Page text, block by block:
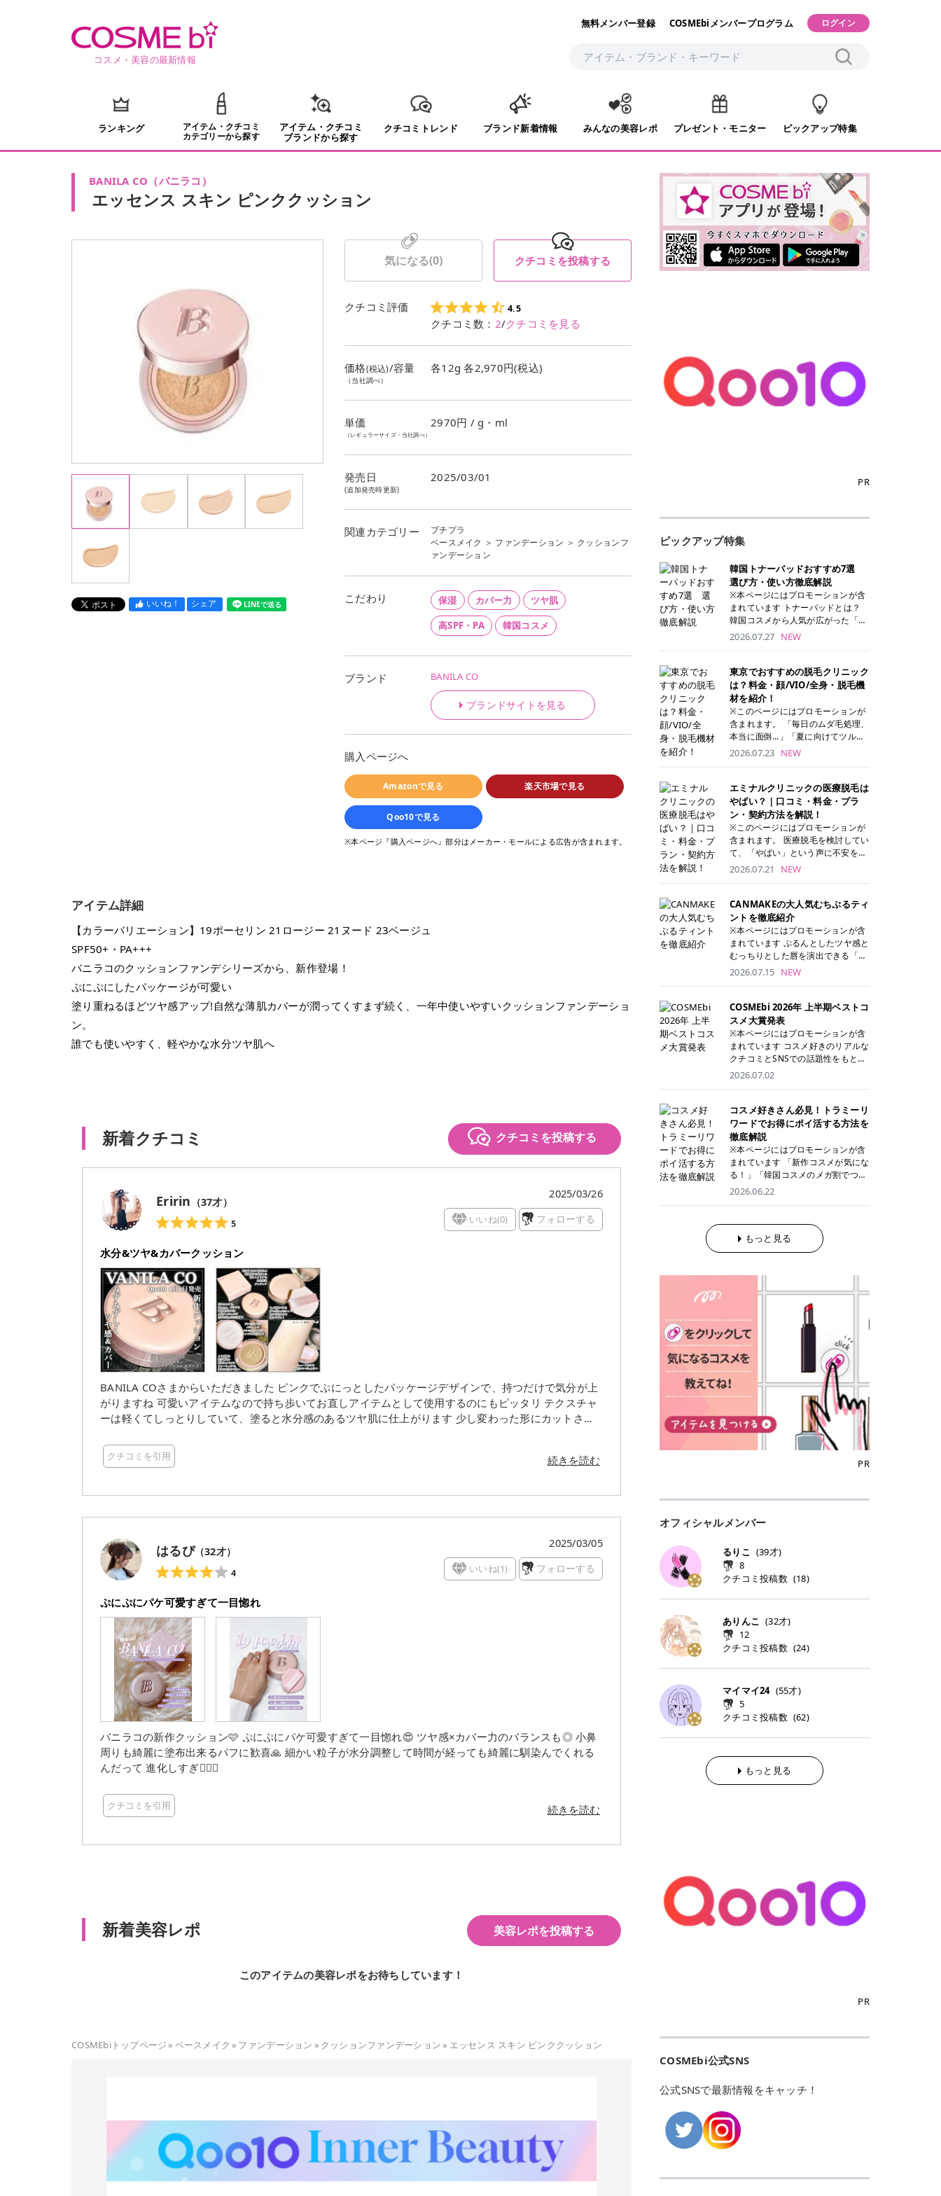
コスメ・美容の最新情報
無料メンバー登録 COSMEbiメンバープログラム ログイン
ランキング
アイテム・クチコミ
カテゴリーから探す
アイテム・クチコミ
ブランドから探す
クチコミトレンド ブランド新着情報 みんなの美容レポ プレゼント・モニター ピックアップ特集
BANILA CO （バニラコ ）
エッセンス スキン ピンククッション
いいね！ シェア LINEで送る
気になる(0) クチコミを投稿する
クチコミ評価 4.5
クチコミ数： 2/クチコミを見る
価格(税込)/容量
（当社調べ）
各12g 各2,970円(税込)
単価
（レギュラーサイズ・当社調べ）
2970円 / g・ml
発売日
(追加発売時更新)
2025/03/01
関連カテゴリー
プチプラ
ベースメイク ＞ ファンデーション ＞ クッションフ
ァンデーション
こだわり 保湿 カバー力 ツヤ肌
高SPF・PA 韓国コスメ
ブランド BANILA CO
ブランドサイトを見る
購入ページへ
Amazonで見る 楽天市場で見る
Qoo10で見る
※本ページ『購入ページへ』部分はメーカー・モールによる広告が含まれます。
アイテム詳細
【カラーバリエーション】19ポーセリン 21ロージー 21ヌード 23ベージュ
SPF50+・PA+++
バニラコのクッションファンデシリーズから、新作登場！
ぷにぷにしたパッケージが可愛い
塗り重ねるほどツヤ感アップ!自然な薄肌カバーが潤ってくすまず続く、一年中使いやすいクッションファンデーショ
ン。
誰でも使いやすく、軽やかな水分ツヤ肌へ
新着クチコミ クチコミを投稿する
Eririn （37才）
5
2025/03/26
いいね(0) フォローする
水分&ツヤ&カバークッション
BANILA COさまからいただきました ピンクでぷにっとしたパッケージデザインで、持つだけで気分が上
がりますね 可愛いアイテムなので持ち歩いてお直しアイテムとして使用するのにもピッタリ テクスチャ
ーは軽くてしっとりしていて、塗ると水分感のあるツヤ肌に仕上がります 少し変わった形にカットされ
肌はかなり明るめのピンク寄りなので、21ヌードの色味は少し黄みが強く感じました 自然に馴染むとい
うより、肌トーンとちょっとずれてしまう印象で、カバー力はあるものの、私の明るいピンク系の肌には
乾燥せずに夕方まで崩れにくいのは好印象なので、イエベ偽装メイクをする時のフェイスライン用として
のが嬉しいですね バニラコのクッションはクオリティが高いですが、21ヌードは私の肌トーンに合わな
かったので、次はもっと明るいピンク寄りの色を購入したいなと思いました
クチコミを引用 続きを読む
はるぴ（32才）
4
2025/03/05
いいね(1) フォローする
ぷにぷにパケ可愛すぎて一目惚れ
バニラコの新作クッション🩷 ぷにぷにパケ可愛すぎて一目惚れ😍 ツヤ感×カバー力のバランスも◎ 小鼻
周りも綺麗に塗布出来るパフに歓喜🙏 細かい粒子が水分調整して時間が経っても綺麗に馴染んでくれる
んだって 進化しすぎ😮‍💨💓
クチコミを引用 続きを読む
新着美容レポ 美容レポを投稿する
このアイテムの美容レポをお待ちしています！
COSMEbiトップページ» ベースメイク » ファンデーション » クッションファンデーション» エッセンス スキン ピンククッション
PR
ピックアップ特集
韓国トナーパッドおすすめ7選
選び方・使い方徹底解説
※本ページにはプロモーションが含
まれています トナーパッドとは？
韓国コスメから人気が広がった「ト
ナーパッド」は、化粧水や美容液を
トナーパッドは洗顔後に肌をやさし
く拭き取ることで、古い角質や余分
な皮脂汚れをオフしながら、うるお
いを与えられるのが特徴✨ さらに、
気になる部分には数分のせて部分用
パックとしても使用できるため、1
両方を叶えられます。 韓国コスメブ
ランドを中心に人気を集めていまし
たが、現在では日本でも定番のスキ
ンケアアイテムとして幅広い世代に
愛用されています。 トナーパッドの
特徴 トナーパッドと拭き取り化粧水
の違い 「トナーパッド」と「拭き取
り化粧水」はどちらも洗顔後に使用
するスキンケアアイテムですが、使
い方や特徴に違いがあります。 トナ
ーパッドは、化粧水があらかじめパ
ッドに含まれているため、コットン
を用意する手間がなく、忙しい朝で
もサッと使えるのが魅力です。 ま
た、保湿成分を豊富に配合した商品
が多く、拭き取り後にそのまま部分
用パックとして使えるトナーパッド
も増えています。 一方、拭き取り化
粧水は液体タイプのため、コットン
整しやすく、お気に入りの化粧水を
使いたい方やコストを抑えて続けた
い方にもおすすめです。 トナーパッ
ドのメリット トナーパッドは、角質
ケア・保湿ケア・部分用パックまで
1枚で行える便利なスキンケアアイ
テムです。 ここでは、トナーパッド
す。 古い角質や皮脂汚れをやさしく
オフ トナーパッドを使用すること
で、洗顔だけでは落としきれない古
い角質や余分な皮脂汚れをやさしく
拭き取り、なめらかな肌へ整えま
す。 保湿ケアまで1枚でできる 保湿
成分を配合したトナーパッドなら、
ケアにもぴったりです。 部分パック
としても使える 多くのトナーパッド
は、乾燥が気になる頬や額、小鼻な
アとしても活用できます。 トナーパ
ッドの選び方 トナーパッドは、配合
成分やパッドの素材によって特徴が
異なります。 自分の肌悩みや理想の
仕上がりに合わせて選ぶことで、毎
日のスキンケアに取り入れやすくな
ります。 肌悩みに合わせて選ぶ パ
ッドの素材で選ぶ トナーパッドの使
い方 洗顔後すぐの清潔な肌に使用し
ます。 STEP1 エンボス面（凹凸
面）で顔全体をやさしく拭き取りま
す。 特に小鼻・あご・額など皮脂や
古い角質が気になる部分は丁寧にな
じませましょう。 STEP2 パッドを
裏返し、フラット面で顔全体をやさ
しく押さえながら化粧水をなじませ
キンケアを行います。 乾燥が気にな
パックとして使用するのもおすすめ
こからは、保湿ケアや肌荒れケア、
毛穴ケアなど目的別におすすめのト
ナーパッドをご紹介します。 毎日使
ャルケアにぴったりなトナーパッド
まで厳選しました。 1. MEDICUBE
PDRNピンクコラーゲンゲルトナー
パッド 「うるおいとハリ感をサポー
トし、なめらかな肌へ導く高密着ゲ
ルパッド」 PDRNやコラーゲン成分
る肌をしっとり整えるゲルタイプの
トナーパッド。密着力が高く、スキ
ンケアの土台ケアとして取り入れや
見るQoo10での購入はこちら 2. BIO
DANCE コラーゲンゲルトナーパッ
ド 「うるおいを与えながら肌をやわ
らかく整える保湿ケアパッド」 ゲル
「ゆらぎやすい肌をすこやかに整え
るカーミングケアパッド」 ツボクサ
エキス（保湿成分）配合で、肌荒れ
や赤みが気になる肌をやさしく整え
テンを含むにんじん由来成分で、乾
るQoo10での購入はこちら 5. ANU
グパッド 「うるおいを与えながら肌
のキメを整えるバランスケアパッ
で、肌にうるおいを与えながらキメ
を整え、すこやかな肌状態へ導くデ
イリーケアアイテムです。 *1 チャ
MEDIHEAL PDRNリフティングパッ
2026.07.27 NEW
東京でおすすめの脱毛クリニック
は？料金・顔/VIO/全身・脱毛機
材を紹介！
※このページにはプロモーションが
含まれます。 「毎日のムダ毛処理、
本当に面倒…」「夏に向けてツルツ
ル肌になりたい！」 そう思って東京
べばいいの？と迷ってしまいますよ
ね。 この記事では、医療脱毛の基本
から、東京で特に通いやすいフレイ
アクリニック・レジーナクリニッ
ク・エミナルクリニック・リゼクリ
ニックの4院について、分かりやす
リニックを見つけて、面倒な自己処
理から卒業しちゃいましょう♪ クリ
ニック 全身＋VIO 全身＋VIO＋顔 特
徴 脱毛器 詳細 フレイアクリニック
52,800円(税込)/5回 94,600円(税
込)/5回 肌への負担に配慮しなが
ら、コストパフォーマンスも重視し
たい方に！ メディオスターモノリス
メディオスターNeXT PRO 公式サイ
ト> レジーナクリニック 52,800円
(税込)/5回 99,000円(税込)/5回 ジェ
ントルシリーズを選べるため、脱毛
機にこだわりたい方におすすめ！ ジ
ェントルマックスプロ ジェントルマ
ックスプロプラス ジェントルレーズ
プロ ソプラノチタニウム 公式サイ
ト> エミナルクリニック 49,500円
(税込)/6回 93,500円(税込)/6回 エミ
定！月々払いも安くて通いやすい ク
リスタルプロ 公式サイト> リゼクリ
ニック 109,800円(税込)/5回 144,80
0円(税込)/5回 毛質に合わせて脱毛
機を選択可能！有効期限も5年と長
くマイペースに通いやすい ラシャ
メディオスターNeXT PRO ジェント
ルYAGプロ 公式サイト> ｜そもそも
うの？ 脱毛を考えたときに、まず悩
むのが「医療脱毛とエステ脱毛、ど
っちがいいの？」ということではな
するまでの期間や必要な施術回数が
大きな違いとして挙げられます！ 医
療脱毛は、医療機関（クリニックや
皮膚科など）だけで扱える高出力の
レーザーを使って、発毛組織にアプ
ローチする施術といわれています。
そのため、少ない回数で永久脱毛
（※）を目指すことができます。
（※永久脱毛とは一生毛が1本も生
えてこないという意味ではなく、ア
メリカの基準に基づき「長期間にわ
たって毛量が明らかに減少している
状態が維持されること」を指しま
のがメリットですが、毛根を破壊す
ます。 なお、医療脱毛は保険がきか
ない自由診療なので、クリニックに
います。だからこそ、しっかり比較
して選ぶことが大切なのです。 医療
脱毛の「熱破壊式」と「蓄熱式」と
式」の2種類があり、それぞれ得意
な毛質が違います。 * 熱破壊式 高
出力のレーザーをバチッ！と当て
て、毛根の発毛組織に向けてレーザ
ーを照射します。ワキやVIOのよう
す！その分、輪ゴムで弾かれたよう
な強い痛みを感じやすい傾向があり
ます。 * 蓄熱式 低出力のレーザー
わじわ熱を伝える方式です。急激な
熱さを感じにくく、痛みや肌への負
担を抑えやすいのが嬉しいポイン
こからは、東京で人気のフレイアク
リニック・レジーナクリニック・エ
ミナルクリニック・リゼクリニック
の4院について、おすすめのポイン
ンケート 対象期間：2024/12/11～2
谷、銀座など7院があり、どこも駅
21時まで開いているので、お仕事や
です。 ♡クイックプラン 時間をか
けてしっかり脱毛。割引制度や保証
サービスは充実！ 全身＋VIO 52,80
0円(税込) 5回コース 所要時間が60
分で完了 全身＋VIO＋顔 94,600円
(税込) 5回コース 36箇所の脱毛が可
2026.07.23 NEW
エミナルクリニックの医療脱毛は
やばい？｜口コミ・料金・プラ
ン・契約方法を解説！
※このページにはプロモーションが
含まれます。 医療脱毛を検討してい
て、「やばい」という声に不安を抱
える方も多いのではないでしょう
体系をはじめ、学生や友人同士でお
得になる割引キャンペーン、無料カ
ウンセリングから施術までの具体的
なステップを分かりやすく解説しま
す。 これから手軽に全身医療脱毛を
後までチェックして、ご自身にぴっ
ください！ クリニック 全身＋VIO
全身＋VIO＋顔 特徴 脱毛器 詳細 フ
レイアクリニック 52,800円(税込)/5
回 94,600円(税込)/5回 肌への負担
に配慮しながら、コストパフォーマ
ンスも重視したい方に！ メディオス
ターモノリス メディオスターNeXT
PRO 公式サイト> レジーナクリニッ
ク 52,800円(税込)/5回 99,000円(税
込)/5回 ジェントルシリーズを選べ
るため、脱毛機にこだわりたい方に
おすすめ！ ジェントルマックスプロ
ジェントルマックスプロプラス ジェ
ントルレーズプロ ソプラノチタニウ
ム 公式サイト> エミナルクリニック
49,500円(税込)/6回 93,500円(税
込)/6回 エミナルクリニックの始め
通いやすい クリスタルプロ 公式サ
イト> リゼクリニック 109,800円(税
込)/5回 144,800円(税込)/5回 毛質に
すい ラシャ メディオスターNeXT P
RO ジェントルYAGプロ 公式サイト
> ※医療脱毛は自由診療です。治療
には赤み、痒み、火傷、毛嚢炎、一
時的な硬毛化などのリスクが伴いま
す。 目次▼ 1. エミナルクリニック
の魅力とは？選ばれる3つの特徴 ・
最短6か月からの脱毛プランが選べ
る！ ・全国60院以上＆21時まで営
業！ ・痛みに配慮した医療脱毛器の
導入と肌トラブル対応 2. エミナル
クリニックの口コミ・評判 3. エミ
ナルクリニックの全身脱毛料金プラ
・追加費用がかからないシステム ・
リニックのお得な割引・キャンペー
で割引 ・ペア限定プラン｜家族や友
人と一緒にスタートできる ・他社か
らの「のりかえ」や「お友だち紹
介」も！ 6. 予約から脱毛施術まで
のステップ ・無料カウンセリングの
ち物 ・医師の問診とプラン提案 ・
施術当日の流れと次回予約の取り方
7. 店舗一覧と美容医療メニュー ・
の店舗一覧 ・脱毛だけじゃない！美
容医療メニュー 8. まとめ ｜エミナ
ルクリニックの魅力とは？選ばれる
3つの特徴 ※1 開業2019年3月20日
～2026年6月30日時点(医療脱毛、
ハイフ、ダーマペン、美容点滴、医
りたいけど、痛いのはイヤだし、通
う時間もない…」医療脱毛にそんな
ハードルを感じていませんか？エミ
カリしたくありませんよね。エミナ
ルクリニックなら、最短1ヶ月ペー
スで通えるため、最短6ヶ月の全身
脱毛プランを選ぶことができます！
ルは強い味方。北海道から沖縄まで
こも駅チカの好立地なんです。しか
い毎日でも無理なく予定に組み込め
なります）。 そして嬉しいのが、施
術室がカーテン仕切りではなくドア
付きの完全個室になっていること！
女性専用のプライベート空間なの
して施術を受けられます。 痛みに配
2026.07.21 NEW
CANMAKEの大人気むちぷるティ
ントを徹底紹介
※本ページにはプロモーションが含
まれています ぷるんとしたツヤ感と
むっちりとした唇を演出できる「C
ANMAKE（キャンメイク）むちぷる
湿ケアも叶えられることから、SNS
でも話題の人気リップです。 「自分
にはどのカラーが似合う？」「イエ
ベ・ブルベ別のおすすめは？」と気
になっている方も多いのではないで
とともにご紹介！それぞれの色味や
なメイクに合うのかまで詳しく解説
します✨ ※メイクアップ効果による
CANMAKE むちぷるティントとは？
CANMAKE むちぷるティントは、テ
ィント・プランパー・保湿ケアを1
本で叶えるリップです。 するすると
塗れるなめらかなテクスチャーで、
縦ジワをカバーしながら、むっちり
としたツヤのある唇を演出します。
るため、乾燥しにくくデイリー使い
にもぴったり！ アイテム詳細を見る
ような血色感を演出するヌーディー
ピンク。 黄みと青みのバランスが良
く、自然になじむコーラル系カラー
です。 自然な血色感をプラスしてく
れるので、ナチュラルメイクとの相
性抜群。 可愛らしく、多幸感のある
印象に仕上がります。 ワインベリー
｜気品をまとうローズレッド 深みの
ある青みレッド。 大人っぽく華やか
な印象を与えるベリーカラーです。
ひと塗りで顔全体が華やかになり、
リップを主役にしたメイクが完成。
クールで上品な雰囲気を演出できま
ニュートラルな発色で、肌色を選び
落ち着いた印象に仕上がり、オン・
いめメイクにもカジュアルメイクに
もマッチします。 ラズベリーケーキ
｜甘く可愛いモーヴピンク 鮮やかな
青みを感じるラズベリーピンク。 フ
ェミニンな雰囲気を演出できる可愛
てながら、甘さのある印象に。 韓国
メイクやピンクメイクとも相性抜群
です。 フルーツオレ｜ピュア感あふ
くふんわり発色し、粘膜リップのよ
うな仕上がりになります。 柔らかく
可愛らしい印象になり、毎日使いた
くなるナチュラルカラー。 スクール
メイクやオフィスメイクにもおすす
ン｜上品なピンクベージュ 黄みを抑
えたクリーミーなピンクベージュ。
ほんのり青みを感じる絶妙なカラー
ント おすすめパーソナルカラー 02
モモ イエベ春・ブルベ夏 03 ワイン
ベリー ブルベ冬 05 フィグピューレ
ブルベ夏・イエベ春 06 ラズベリー
チュラルメイクなら「02 モモ」 自
トロベリーボンボン」 上品で落ち着
やすい万能カラーなら「05 フィグ
気カラーです。 韓国メイク・透明感
青みピンクが透明感を引き立てま
す。 イエベ春なら「07 フルーツオ
レ」 やわらかく可愛らしい印象に仕
ント処方のため、塗布後は色が定着
2026.07.15 NEW
COSMEbi 2026年 上半期ベストコ
スメ大賞発表
※本ページにはプロモーションが含
まれています コスメ好きのリアルな
クチコミとSNSでの話題性をもとに
選出された、COSMEbi 2026年上半
た名品たちを、カテゴリ別にご紹介
します。 本記事では、2025年11月
～2026年4月までの半年間におい
て、COSMEbi内でのクチコミとSN
Sでの話題性を元に選出されたコス
メやスキンケアなどの化粧品を「総
国コスメ」に分けて1位～3位までを
ランキング形式で発表！ 2026年上
半期 総合大賞 AMUSE（アミュー
ズ）「 ジェルフィットグロス」 👑
「ジェルフィットグロス」の特徴 唇
ーグロスが広がり、ふっくらボリュ
フティングしたような、新しいリッ
プティンググロス💄 実際に使用した
方のクチコミ > 5 > プルプル > 唇に
塗るPDRNグロス > > AMUSE ジェ
ルフィットグロス > > ぷっくりツヤ
ツヤだけどベタっとした感じはなく
て使いやすいですね。プランピング
効果で少しスーッとします。ここは
好き嫌いがあるかもしれませんが慣
チップは片面がツルツル、片面がモ
ケモケになってます。 > > 桜グロス
【日本限定色】：上品なピンクベー
も上品で使いやすい色ですね。すも
いるので華やかそうに見えるけど、
> > スキンケア成分が配合されてい
て保湿もしっかりしてくれます。最
近、乾燥していた唇がプルンと見え
アイテム詳細を見るQoo10でのご購
柳屋（ヤナギヤ）「柳屋 あんず
油」 👑「柳屋 あんず油」の特徴 1
00％植物由来の「柳屋 あんず油」
だけでなく、ボディケア・ネイルケ
アなど幅広く保湿ケア。 実際に使用
した方のクチコミ > 5 > 1本あると
> ──────────── > > 100%植
でいてパサついているので > オイル
は必需品です > > 少しとろみがある
> あんずのほのかに甘い香りがしま
すが > 強くないのでいつでも使える
印象です > > 1本持っていると髪だ
けではなくボディやネイルケアにも
ある目もとをかなえる、フォルム整
ばゆく発色し、光の効果で目もとが
使用した方のクチコミ > 5 > 鮮やか
る目もとを作れるアイシャドウ♡ >
パウダータイプなのに粉っぽさがな
くぴたっと密着♡発色が良くて煌め
体感を出せます✨ > > カラーの名前
2026.07.02
コスメ好きさん必見！トラミーリ
ワードでお得にポイ活する方法を
徹底解説
※本ページにはプロモーションが含
まれています 「新作コスメが気にな
る！」「韓国コスメのメガ割でつい
買いすぎてしまう……」 そんな美容
を少し工夫するだけでポイントを貯
められるため、コスメやスキンケア
にかかる費用を少しでも抑えたい方
も、＠cosmeも、いつものコスメ購
入を“ちょっとお得”に変えられるの
が、トラミーリワードです✨ 今回
は、トラミーリワードの特徴や活用
方法、美容好きさんにおすすめな理
由を詳しくご紹介します！ トラミー
リワードとは？ 「トラミーリワー
ド」は、東証グロース上場企業であ
る株式会社アイズが運営する、安
心・安全なポイントサイト機能で
す。 トラミーリワードは、トラミー
会員向けのポイントサービスです。
対象ショップやサービスを利用する
ことでポイントを獲得でき、貯まっ
たポイントはAmazonギフト券やド
ットマネーなどに交換できます。 普
イ活初心者でも始めやすいのが魅力
段よく使っているコスメ通販サイト
けでポイントが貯まるのが大きな魅
力です✨ 例えば、、、 ・メガ割の
タイミングで利用することが多いQ
＠cosme ・韓国コスメをチェック
する際によく見るOLIVE YOUNG GL
OBAL など、すでに使い慣れている
サイトが対象になっている場合も多
く、お買い物の内容や流れを変える
必要はありません。 「どうせ買う予
ドを経由するだけで、ポイントも一
緒に受け取れる、そんな手軽さがあ
ります✨ またトラミーリワードに
・1ポイント＝1円でわかりやすい
・選べるe-GIFT・Amazonギフト
券・ドットマネーなどに交換できる
・トラミー会員なら無料で利用でき
ビッグセール「メガ割」では、20%
OFFクーポンなどを使って、SNSで
バズっている美容液やパック、限定
の豪華キットをどこよりもお得にゲ
は、2,000万件を超える圧倒的なボ
能にあります。 自分の年齢や肌質
（乾燥肌・敏感肌など）、あるいは
に合わせてクチコミを絞り込めるた
め、自分に本当に合うコスメを失敗
せずに見つけられる美容の羅針盤と
スメアワード（ベスコス）」は、日
2026.06.22
もっと見る
PR
オフィシャルメンバー
るりこ (39才)
8
クチコミ投稿数 (18)
ありんこ (32才)
12
クチコミ投稿数 (24)
マイマイ24 (55才)
5
クチコミ投稿数 (62)
もっと見る
PR
COSMEbi公式SNS
公式SNSで最新情報をキャッチ！